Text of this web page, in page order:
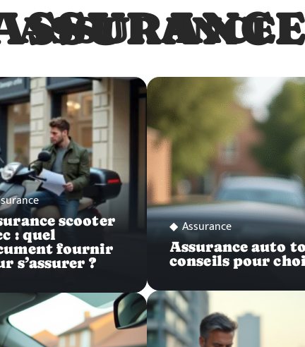
ASSURANCE
scooter
: quel
fournir
s’assurer ?
Assurance
Assurance auto
conseils pour